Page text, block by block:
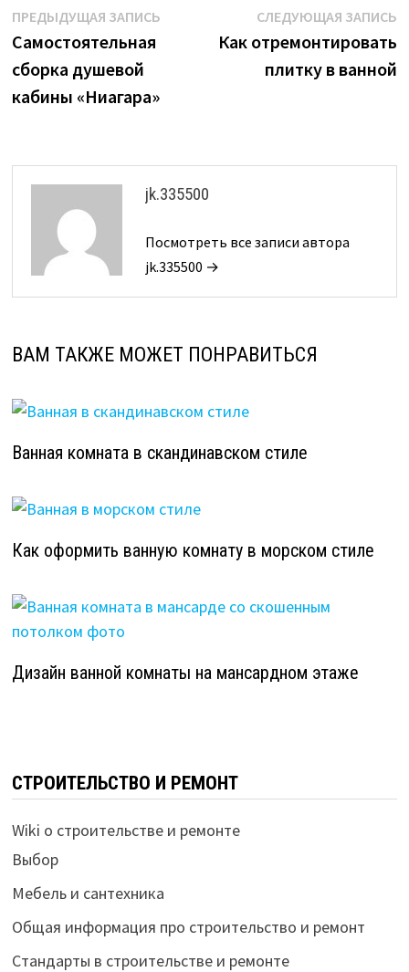
Навигация
по
записям
ПРЕДЫДУЩАЯ ЗАПИСЬПредыдущая
Самостоятельная
сборка душевой
кабины «Ниагара»
СЛЕДУЮЩАЯ ЗАПИСЬ
Как отремонтировать
плитку в ванной
jk.335500
Посмотреть все записи автора
jk.335500 →
ВАМ ТАКЖЕ МОЖЕТ ПОНРАВИТЬСЯ
Ванная комната в скандинавском стиле
Как оформить ванную комнату в морском стиле
Дизайн ванной комнаты на мансардном этаже
СТРОИТЕЛЬСТВО И РЕМОНТ
Wiki о строительстве и ремонте
Выбор
Мебель и сантехника
Общая информация про строительство и ремонт
Стандарты в строительстве и ремонте